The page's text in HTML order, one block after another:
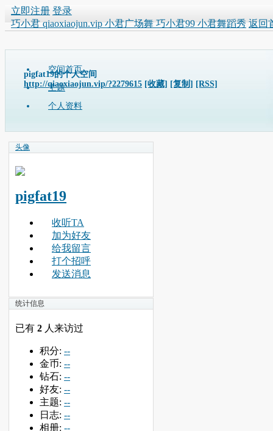
立即注册 登录
巧小君 qiaoxiaojun.vip 小君广场舞 巧小君99 小君舞蹈秀 返回
pigfat19的个人空间
http://qiaoxiaojun.vip/?2279615 [收藏] [复制] [RSS]
空间首页
主题
个人资料
头像
pigfat19
收听TA
加为好友
给我留言
打个招呼
发送消息
统计信息
已有 2 人来访过
积分: --
金币: --
钻石: --
好友: --
主题: --
日志: --
相册: --